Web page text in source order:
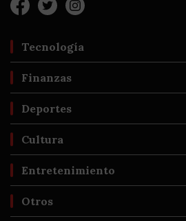
Tecnología
Finanzas
Deportes
Cultura
Entretenimiento
Otros